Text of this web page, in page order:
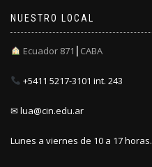
NUESTRO LOCAL
Ecuador 871┃CABA
+5411 5217-3101 int. 243
✉ lua@cin.edu.ar
Lunes a viernes de 10 a 17 horas.